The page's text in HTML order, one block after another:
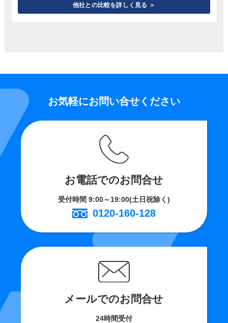
他社との比較を詳しく見る ＞
お気軽にお問い合せください
お電話でのお問合せ
受付時間 9:00～19:00(土日祝除く)
0120-160-128
メールでのお問合せ
24時間受付